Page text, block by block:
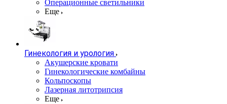
Операционные светильники
Еще
Гинекология и урология
Акушерские кровати
Гинекологические комбайны
Кольпоскопы
Лазерная литотрипсия
Еще